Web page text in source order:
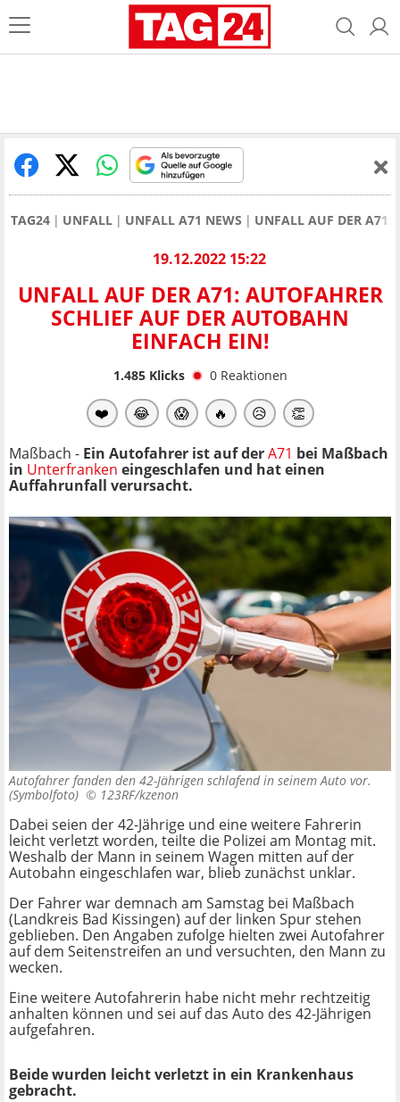
TAG24 UNFALL UNFALL A71 NEWS UNFALL AUF DER A71:
19.12.2022 15:22
UNFALL AUF DER A71: AUTOFAHRER
SCHLIEF AUF DER AUTOBAHN
EINFACH EIN!
1.485Klicks 0 Reaktionen
❤️ 😂 😱 🔥 😥 👏
Maßbach - Ein Autofahrer ist auf derA71 bei Maßbach
in Unterfranken eingeschlafen und hat einen
Auffahrunfall verursacht.
Autofahrer fanden den 42-Jährigen schlafend in seinem Auto vor.
(Symbolfoto) © 123RF/kzenon
Dabei seien der 42-Jährige und eine weitere Fahrerin
leicht verletzt worden, teilte die Polizei am Montag mit.
Weshalb der Mann in seinem Wagen mitten auf der
Autobahn eingeschlafen war, blieb zunächst unklar.
Der Fahrer war demnach am Samstag bei Maßbach
(Landkreis Bad Kissingen) auf der linken Spur stehen
geblieben. Den Angaben zufolge hielten zwei Autofahrer
auf dem Seitenstreifen an und versuchten, den Mann zu
wecken.
Eine weitere Autofahrerin habe nicht mehr rechtzeitig
anhalten können und sei auf das Auto des 42-Jährigen
aufgefahren.
Beide wurden leicht verletzt in ein Krankenhaus
gebracht.